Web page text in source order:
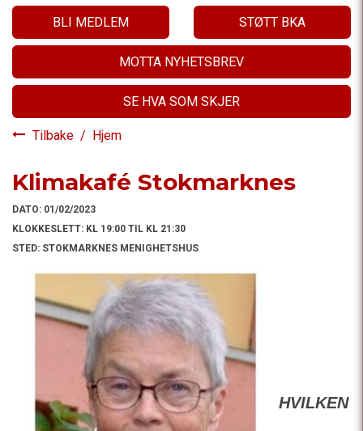
BLI MEDLEM STØTT BKA
MOTTA NYHETSBREV
SE HVA SOM SKJER
Tilbake / Hjem
Klimakafé Stokmarknes
DATO: 01/02/2023
KLOKKESLETT: KL 19:00 TIL KL 21:30
STED: STOKMARKNES MENIGHETSHUS
HVILKEN